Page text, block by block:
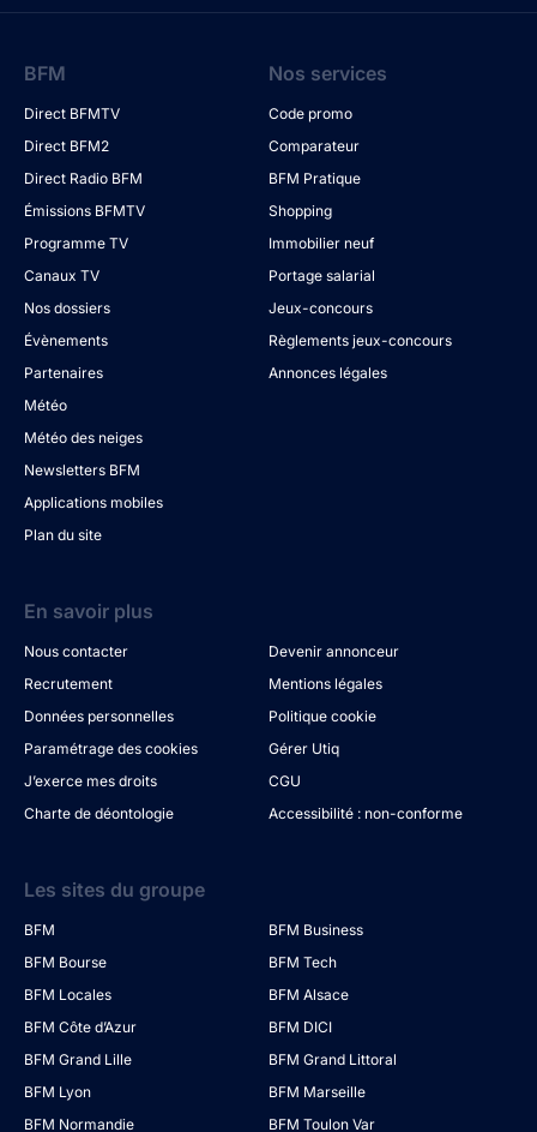
BFM
Direct BFMTV
Direct BFM2
Direct Radio BFM
Émissions BFMTV
Programme TV
Canaux TV
Nos dossiers
Évènements
Partenaires
Météo
Météo des neiges
Newsletters BFM
Applications mobiles
Plan du site
Nos services
Code promo
Comparateur
BFM Pratique
Shopping
Immobilier neuf
Portage salarial
Jeux-concours
Règlements jeux-concours
Annonces légales
En savoir plus
Nous contacter
Devenir annonceur
Recrutement
Mentions légales
Données personnelles
Politique cookie
Paramétrage des cookies
Gérer Utiq
J’exerce mes droits
CGU
Charte de déontologie
Accessibilité : non-conforme
Les sites du groupe
BFM
BFM Business
BFM Bourse
BFM Tech
BFM Locales
BFM Alsace
BFM Côte d’Azur
BFM DICI
BFM Grand Lille
BFM Grand Littoral
BFM Lyon
BFM Marseille
BFM Normandie
BFM Toulon Var